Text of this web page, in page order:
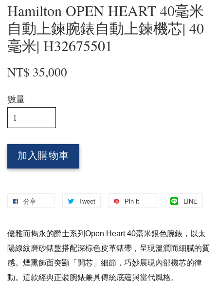
Hamilton OPEN HEART 40毫米
自動上鍊腕錶自動上鍊機芯| 40
毫米| H32675501
NT$ 35,000
數量
加入購物車
分享 Tweet Pin it LINE
優雅而雋永的爵士系列Open Heart 40毫米銀色腕錶，以太
陽線紋磨砂錶盤搭配深棕色皮革錶帶，呈現溫潤而細膩的質
感。煙熏飾面突顯「開芯」細節，巧妙展現內部機芯的律
動。這款經典正裝腕錶兼具傳統底蘊與當代風格。